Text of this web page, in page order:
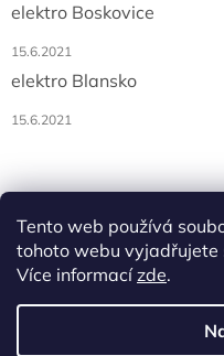
Tento web používá
tohoto webu vyjadřujete
Více informacízde.
elektro Boskovice
15.6.2021
elektro Blansko
15.6.2021